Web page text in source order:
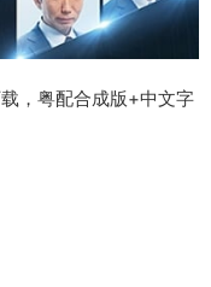
，粤配合成版+中文字